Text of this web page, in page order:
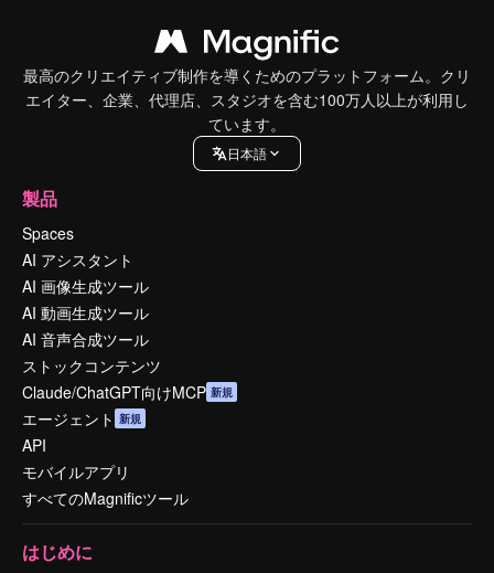
最高のクリエイティブ制作を導くためのプラットフォーム。クリ
エイター、企業、代理店、スタジオを含む100万人以上が利用し
ています。
日本語
製品
Spaces
AI アシスタント
AI 画像生成ツール
AI 動画生成ツール
AI 音声合成ツール
ストックコンテンツ
Claude/ChatGPT向けMCP 新規
エージェント 新規
API
モバイルアプリ
すべてのMagnificツール
はじめに